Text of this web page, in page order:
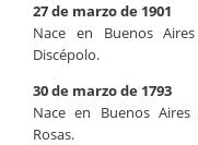
27 de marzo de 1901
Nace en Buenos
Discépolo.
30 de marzo de 1793
Nace en Buenos
Rosas.